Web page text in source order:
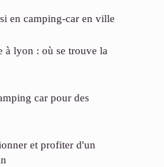
en camping-car en ville
à lyon​ : où se trouve la
car pour des
et profiter d'un